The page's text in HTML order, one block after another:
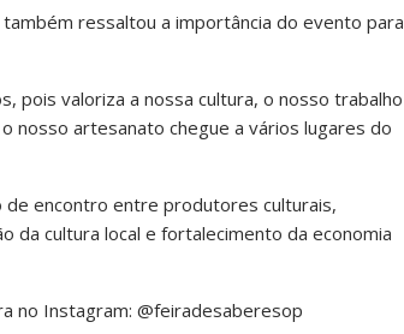
ressaltou a importância do evento para
pois valoriza a nossa cultura, o nosso trabalho
nosso artesanato chegue a vários lugares do
de encontro entre produtores culturais,
da cultura local e fortalecimento da economia
no Instagram: @feiradesaberesop